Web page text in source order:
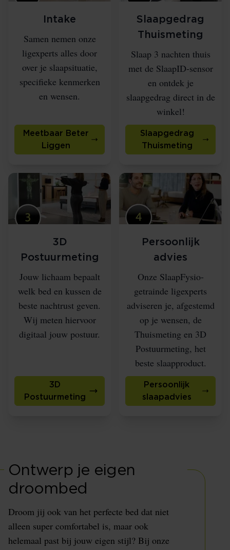
Intake
Samen nemen onze
ligexperts alles door
over je slaapsituatie,
specifieke kenmerken
en wensen.
Meetbaar Beter
Liggen
Slaapgedrag
Thuismeting
Slaap 3 nachten thuis
met de SlaapID-sensor
en ontdek je
slaapgedrag direct in de
winkel!
Slaapgedrag
Thuismeting
3D
Postuurmeting
Jouw lichaam bepaalt
welk bed en kussen de
beste nachtrust geven.
Wij meten hiervoor
digitaal jouw postuur.
3D
Postuurmeting
Persoonlijk
advies
Onze SlaapFysio-
getrainde ligexperts
adviseren je, afgestemd
op je wensen, de
Thuismeting en 3D
Postuurmeting, het
beste slaapproduct.
Persoonlijk
slaapadvies
Ontwerp je eigen
droombed
Droom jij ook van het perfecte bed dat niet
alleen super comfortabel is, maar ook
helemaal past bij jouw eigen stijl? Bij onze